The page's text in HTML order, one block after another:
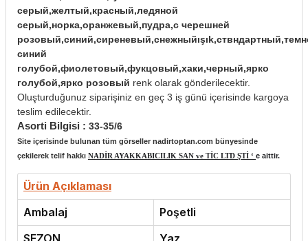
серый,желтый,красный,ледяной
серый,норка,оранжевый,пудра,с черешней
синий
голубой,фиолетовый,фукцовый,хаки,черный,ярко
голубой,ярко розовый renk olarak gönderilecektir.
Oluşturduğunuz siparişiniz en geç 3 iş günü içerisinde kargoya
teslim edilecektir.
Asorti Bilgisi : 33-35/6
Site içerisinde bulunan tüm görseller nadirtoptan.com bünyesinde
çekilerek telif hakkı NADİR AYAKKABICILIK SAN ve TİC LTD ŞTİ ‘ e aittir.
Ürün Açıklaması
Ambalaj
Poşetli
SEZON
Yaz